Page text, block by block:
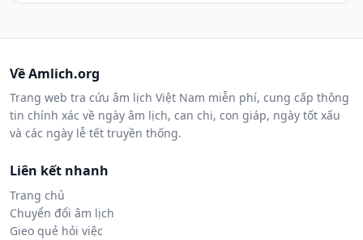
Về Amlich.org
Trang web tra cứu âm lịch Việt Nam miễn phí, cung cấp thông
tin chính xác về ngày âm lịch, can chi, con giáp, ngày tốt xấu
và các ngày lễ tết truyền thống.
Liên kết nhanh
Trang chủ
Chuyển đổi âm lịch
Gieo quẻ hỏi việc